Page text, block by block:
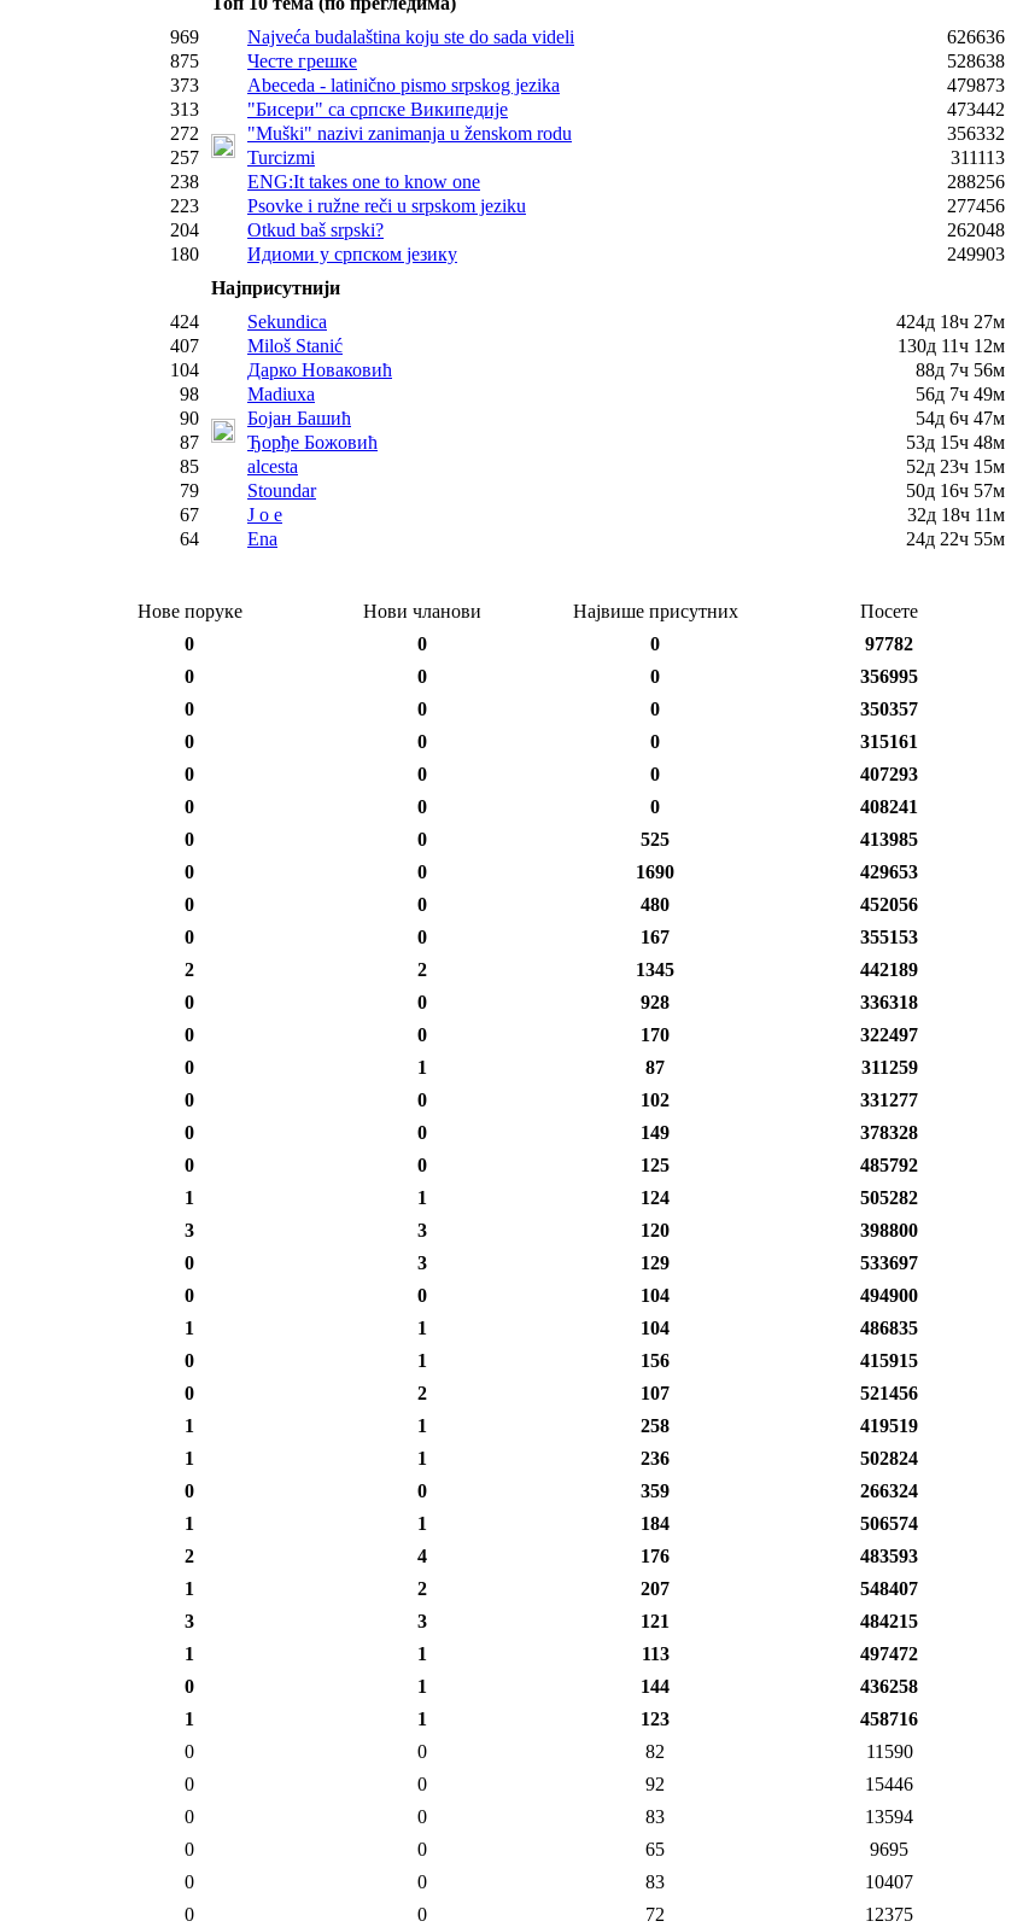
969
875
373
313
272
257
238
223
204
180
Najveća budalaština koju ste do sada videli
626636
Честе грешке
528638
Abeceda - latinično pismo srpskog jezika
479873
"Бисери" са српске Википедије
473442
"Muški" nazivi zanimanja u ženskom rodu
356332
Turcizmi
311113
ENG:It takes one to know one
288256
Psovke i ružne reči u srpskom jeziku
277456
Otkud baš srpski?
262048
Идиоми у српском језику
249903
Најприсутнији
424
407
104
98
90
87
85
79
67
64
Sekundica
424д 18ч 27м
Miloš Stanić
130д 11ч 12м
Дарко Новаковић
88д 7ч 56м
Madiuxa
56д 7ч 49м
Бојан Башић
54д 6ч 47м
Ђорђе Божовић
53д 15ч 48м
alcesta
52д 23ч 15м
Stoundar
50д 16ч 57м
J o e
32д 18ч 11м
Ena
24д 22ч 55м
Нове поруке Нови чланови Највише присутних
Посете
0 0 0
97782
0 0 0
356995
0 0 0
350357
0 0 0
315161
0 0 0
407293
0 0 0
408241
0 0 525
413985
0 0 1690
429653
0 0 480
452056
0 0 167
355153
2 2 1345
442189
0 0 928
336318
0 0 170
322497
0 1 87
311259
0 0 102
331277
0 0 149
378328
0 0 125
485792
1 1 124
505282
3 3 120
398800
0 3 129
533697
0 0 104
494900
1 1 104
486835
0 1 156
415915
0 2 107
521456
1 1 258
419519
1 1 236
502824
0 0 359
266324
1 1 184
506574
2 4 176
483593
1 2 207
548407
3 3 121
484215
1 1 113
497472
0 1 144
436258
1 1 123
458716
0 0 82
11590
0 0 92
15446
0 0 83
13594
0 0 65
9695
0 0 83
10407
0 0 72
12375